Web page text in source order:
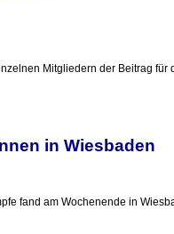
Mitgliedern der Beitrag für
in Wiesbaden
fand am Wochenende in